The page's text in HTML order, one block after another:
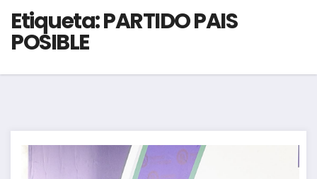
Etiqueta:PARTIDO PAIS
POSIBLE